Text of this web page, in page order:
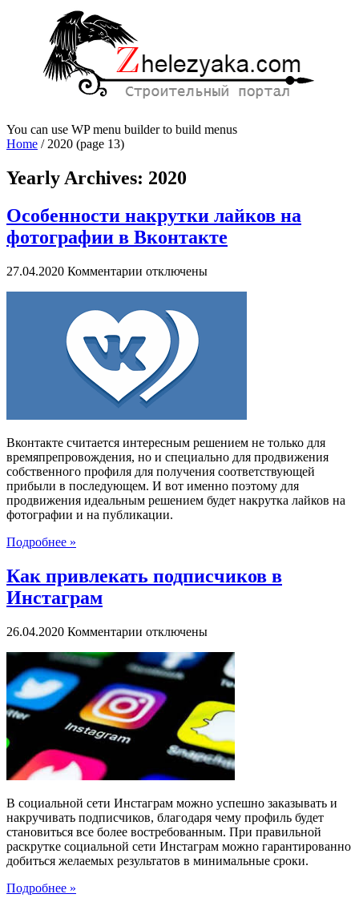
You can use WP menu builder to build menus
Home /2020 (page 13)
Yearly Archives: 2020
Особенности накрутки лайков на
фотографии в Вконтакте
27.04.2020 Комментарии к
накрутки
лайков
на
фотографии
в
Вконтакте
отключены
Вконтакте считается интересным решением не только для
времяпрепровождения, но и специально для продвижения
собственного профиля для получения соответствующей
прибыли в последующем. И вот именно поэтому для
продвижения идеальным решением будет накрутка лайков на
фотографии и на публикации.
Подробнее »
Как привлекать подписчиков в
Инстаграм
26.04.2020 Комментарии к
Как
привлекать
подписчиков
в
Инстаграм
отключены
В социальной сети Инстаграм можно успешно заказывать и
накручивать подписчиков, благодаря чему профиль будет
становиться все более востребованным. При правильной
раскрутке социальной сети Инстаграм можно гарантированно
добиться желаемых результатов в минимальные сроки.
Подробнее »